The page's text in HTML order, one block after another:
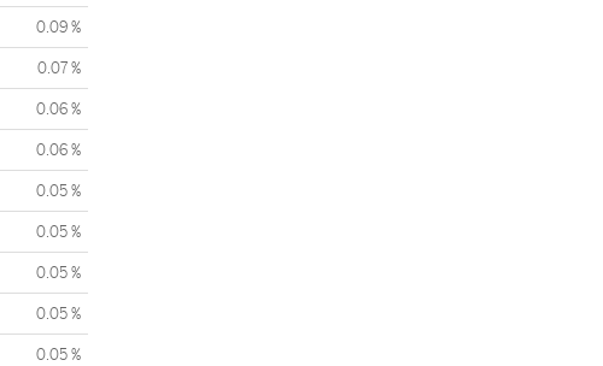
0.09 %
0.07 %
0.06 %
0.06 %
0.05 %
0.05 %
0.05 %
0.05 %
0.05 %